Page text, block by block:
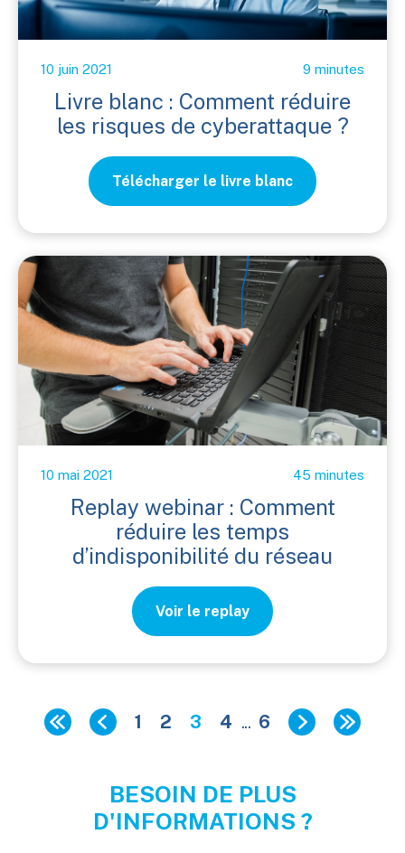
10 juin 2021 9 minutes
Livre blanc : Comment réduire
les risques de cyberattaque ?
Télécharger le livre blanc
10 mai 2021 45 minutes
Replay webinar : Comment
réduire les temps
d’indisponibilité du réseau
Voir le replay
1 2 3 4 ... 6
BESOIN DE PLUS
D'INFORMATIONS ?